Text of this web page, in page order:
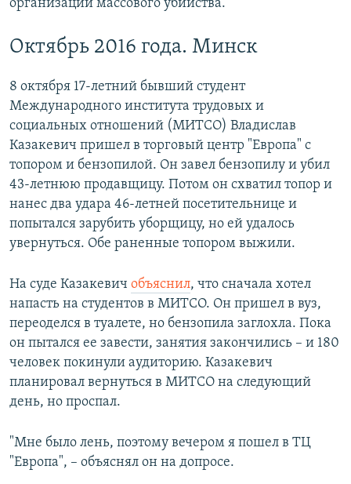
организации массового убийства.
Октябрь 2016 года. Минск
8 октября 17-летний бывший студент
Международного института трудовых и
социальных отношений (МИТСО) Владислав
Казакевич пришел в торговый центр "Европа" с
топором и бензопилой. Он завел бензопилу и убил
43-летнюю продавщицу. Потом он схватил топор и
нанес два удара 46-летней посетительнице и
попытался зарубить уборщицу, но ей удалось
увернуться. Обе раненные топором выжили.
На суде Казакевич объяснил, что сначала хотел
напасть на студентов в МИТСО. Он пришел в вуз,
переоделся в туалете, но бензопила заглохла. Пока
он пытался ее завести, занятия закончились – и 180
человек покинули аудиторию. Казакевич
планировал вернуться в МИТСО на следующий
день, но проспал.
"Мне было лень, поэтому вечером я пошел в ТЦ
"Европа", – объяснял он на допросе.